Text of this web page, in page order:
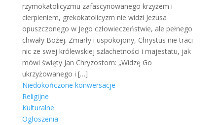
rzymokatolicyzmu zafascynowanego krzyżem i
cierpieniem, grekokatolicyzm nie widzi Jezusa
opuszczonego w Jego człowieczeństwie, ale pełnego
chwały Bożej. Zmarły i uspokojony, Chrystus nie traci
nic ze swej królewskiej szlachetności i majestatu, jak
mówi święty Jan Chryzostom: „Widzę Go
ukrzyżowanego i […]
Niedokończone konwersacje
Religijne
Kulturalne
Ogłoszenia